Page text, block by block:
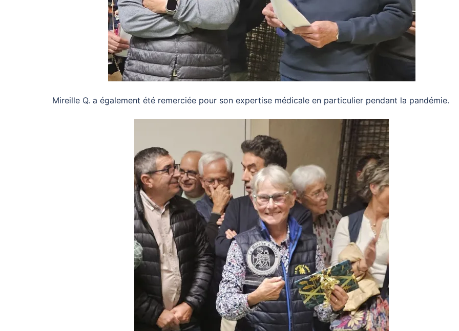
Mireille Q. a également été remerciée pour son expertise médicale en particulier pendant la pandémie.